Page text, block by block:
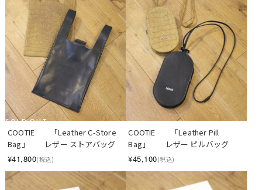
SOLD OUT
COOTIE　　「Leather C-Store
Bag」　　レザー ストアバッグ
¥41,800(税込)
COOTIE　　「Leather Pill
Bag」　　レザー ピルバッグ
¥45,100(税込)